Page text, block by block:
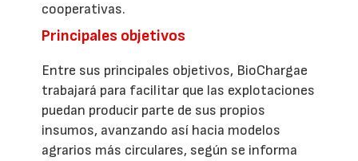
cooperativas.
Principales objetivos
Entre sus principales objetivos, BioChargae
trabajará para facilitar que las explotaciones
puedan producir parte de sus propios
insumos, avanzando así hacia modelos
agrarios más circulares, según se informa